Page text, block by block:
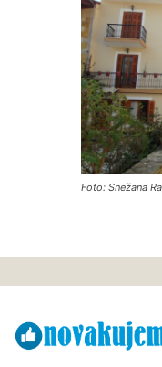
Foto: Snežana